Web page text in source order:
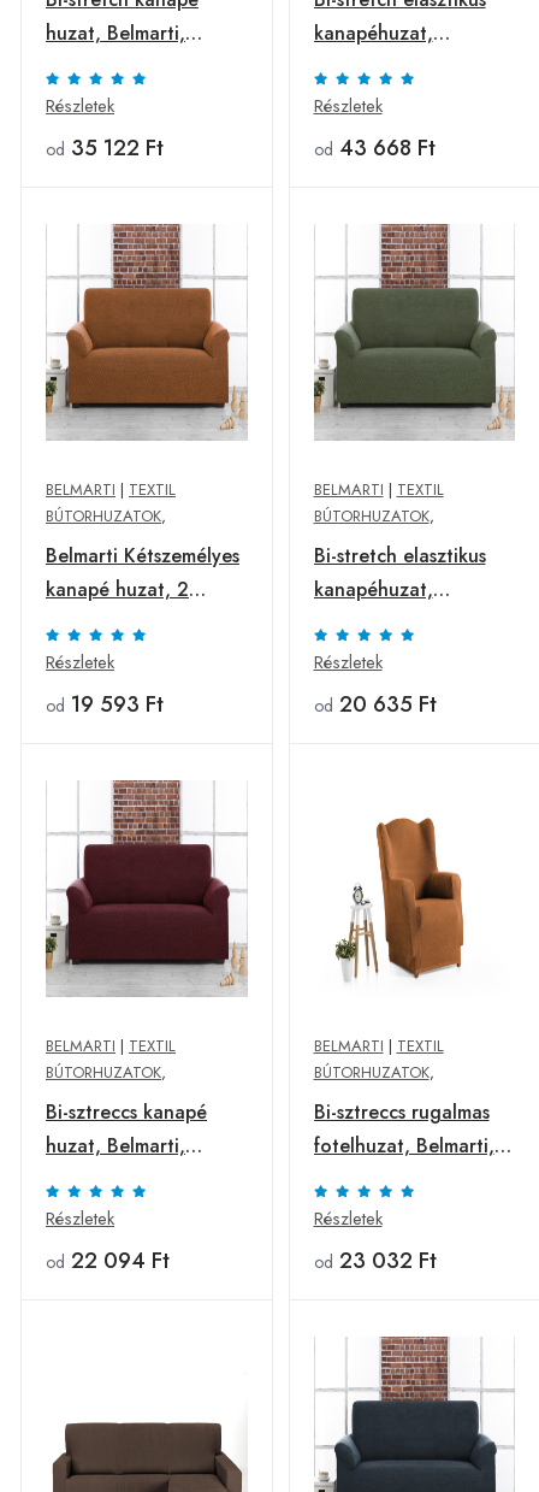
huzat, Belmarti,
Vienna, 3 személyes,
jacquard anyag,
narancssárga
Részletek
od 35 122 Ft
kanapéhuzat,
Belmarti, Vienna, 3
üléses, jacquard, piros
Részletek
od 43 668 Ft
BELMARTI | TEXTIL
BÚTORHUZATOK,
Belmarti Kétszemélyes
kanapé huzat, 2
személyes, jacquard
anyag, narancssárga
Részletek
od 19 593 Ft
BELMARTI | TEXTIL
BÚTORHUZATOK,
Bi-stretch elasztikus
kanapéhuzat,
Belmarti, Vienna, 2
személyes, jacquard
anyag, zöld
Részletek
od 20 635 Ft
BELMARTI | TEXTIL
BÚTORHUZATOK,
Bi-sztreccs kanapé
huzat, Belmarti,
Vienna, 2 személyes,
jacquard anyag, piros
Részletek
od 22 094 Ft
BELMARTI | TEXTIL
BÚTORHUZATOK,
Bi-sztreccs rugalmas
fotelhuzat, Belmarti,
Vienna, jacquard
anyag, narancs
Részletek
od 23 032 Ft